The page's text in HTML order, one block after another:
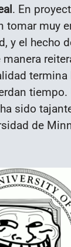
. En
tomar muy
y el hecho
tiempo.
sido
de